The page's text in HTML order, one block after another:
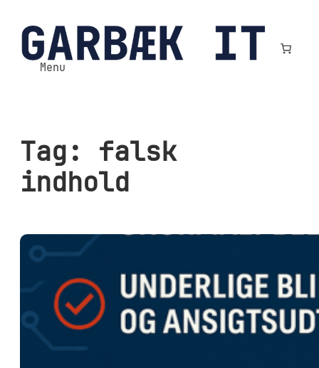
til
indhold
Menu
Tag: falsk
indhold